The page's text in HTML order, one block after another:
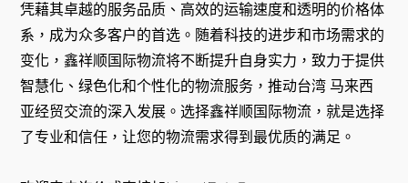
凭藉其卓越的服务品质、高效的运输速度和透明的价格体
系，成为众多客户的首选。随着科技的进步和市场需求的
变化，鑫祥顺国际物流将不断提升自身实力，致力于提供
智慧化、绿色化和个性化的物流服务，推动台湾 马来西
亚经贸交流的深入发展。选择鑫祥顺国际物流，就是选择
了专业和信任，让您的物流需求得到最优质的满足。